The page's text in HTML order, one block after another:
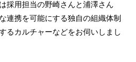
採用担当の野崎さんと浦澤さん
連携を可能にする独自の組織体制
るカルチャーなどをお伺いしまし